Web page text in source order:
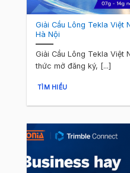
Giải Cầu Lông Tekla Việt
Hà Nội
Giải Cầu Lông Tekla Việt
thức mở đăng ký, [...]
TÌM HIỂU